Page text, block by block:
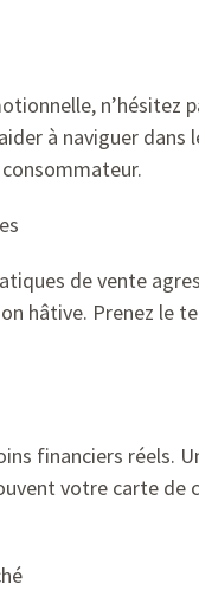
à naviguer
de vente
hâtive. Prenez
financiers réels.
votre carte